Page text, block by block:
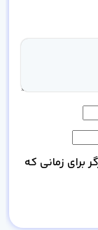
برای زمانی که